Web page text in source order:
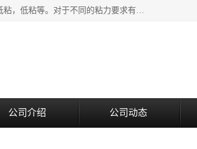
该类保护膜有复合，透明、奶白、蓝色、黑白等膜型。特高粘，高粘，中高粘，中粘，中低粘，低粘等。对于不同的粘力要求有相应的产品相适配。无胶渍残留污染。在较宽的收卷幅度下平整无皱纹，收卷长度大，利于机械化及自动化施工粘贴。为您的产品提供的表面保护解决方案。 产品广泛适用于：铝材、不锈钢、金属、塑料、电子、家电、家具、玻璃、化工材料、装饰材料等。
公司介绍 公司动态